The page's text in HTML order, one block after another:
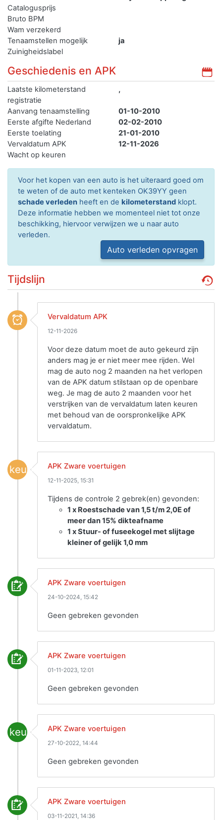
Catalogusprijs
Bruto BPM
Wam verzekerd
Tenaamstellen mogelijk
ja
Zuinigheidslabel
Geschiedenis en APK
Laatste kilometerstand
registratie
,
Aanvang tenaamstelling
01-10-2010
Eerste afgifte Nederland
02-02-2010
Eerste toelating
21-01-2010
Vervaldatum APK
12-11-2026
Wacht op keuren
Voor het kopen van een auto is het uiteraard goed om
te weten of de auto met kenteken OK39YY geen
schade verleden heeft en de kilometerstand klopt.
Deze informatie hebben we momenteel niet tot onze
beschikking, hiervoor verwijzen we u naar auto
verleden.
Auto verleden opvragen
Tijdslijn
Vervaldatum APK
12-11-2026
Voor deze datum moet de auto gekeurd zijn
anders mag je er niet meer mee rijden. Wel
mag de auto nog 2 maanden na het verlopen
van de APK datum stilstaan op de openbare
weg. Je mag de auto 2 maanden voor het
verstrijken van de vervaldatum laten keuren
met behoud van de oorspronkelijke APK
vervaldatum.
keuring APK Zware voertuigen
12-11-2025, 15:31
Tijdens de controle 2 gebrek(en) gevonden:
1 x Roestschade van 1,5 t/m 2,0E of
meer dan 15% dikteafname
1 x Stuur- of fuseekogel met slijtage
kleiner of gelijk 1,0 mm
APK Zware voertuigen
24-10-2024, 15:42
Geen gebreken gevonden
APK Zware voertuigen
01-11-2023, 12:01
Geen gebreken gevonden
keuring APK Zware voertuigen
27-10-2022, 14:44
Geen gebreken gevonden
APK Zware voertuigen
03-11-2021, 14:36